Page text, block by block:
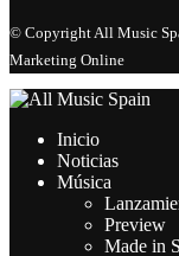
© Copyright All Music
Marketing Online
Inicio
Noticias
Música
Preview
Made in